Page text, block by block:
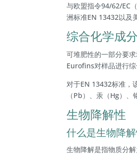
与欧盟指令94/62/EC
洲标准EN 13432以及
综合化学成分
可堆肥性的一部分要
Eurofins对样品进行综
对于EN 13432标准，
（Pb）、汞（Hg）
生物降解性
什么是生物降解
生物降解是指物质分